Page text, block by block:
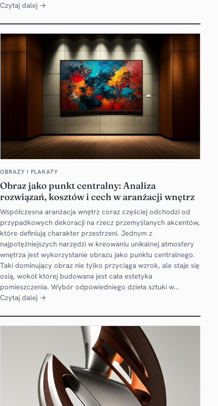
Czytaj dalej →
OBRAZY I PLAKATY
Obraz jako punkt centralny: Analiza
rozwiązań, kosztów i cech w aranżacji wnętrz
Współczesna aranżacja wnętrz coraz częściej odchodzi od
przypadkowych dekoracji na rzecz przemyślanych akcentów,
które definiują charakter przestrzeni. Jednym z
najpotężniejszych narzędzi w kreowaniu unikalnej atmosfery
wnętrza jest wykorzystanie obrazu jako punktu centralnego.
Taki dominujący obraz nie tylko przyciąga wzrok, ale staje się
osią, wokół której budowana jest cała estetyka
pomieszczenia. Wybór odpowiedniego dzieła sztuki w…
Czytaj dalej →